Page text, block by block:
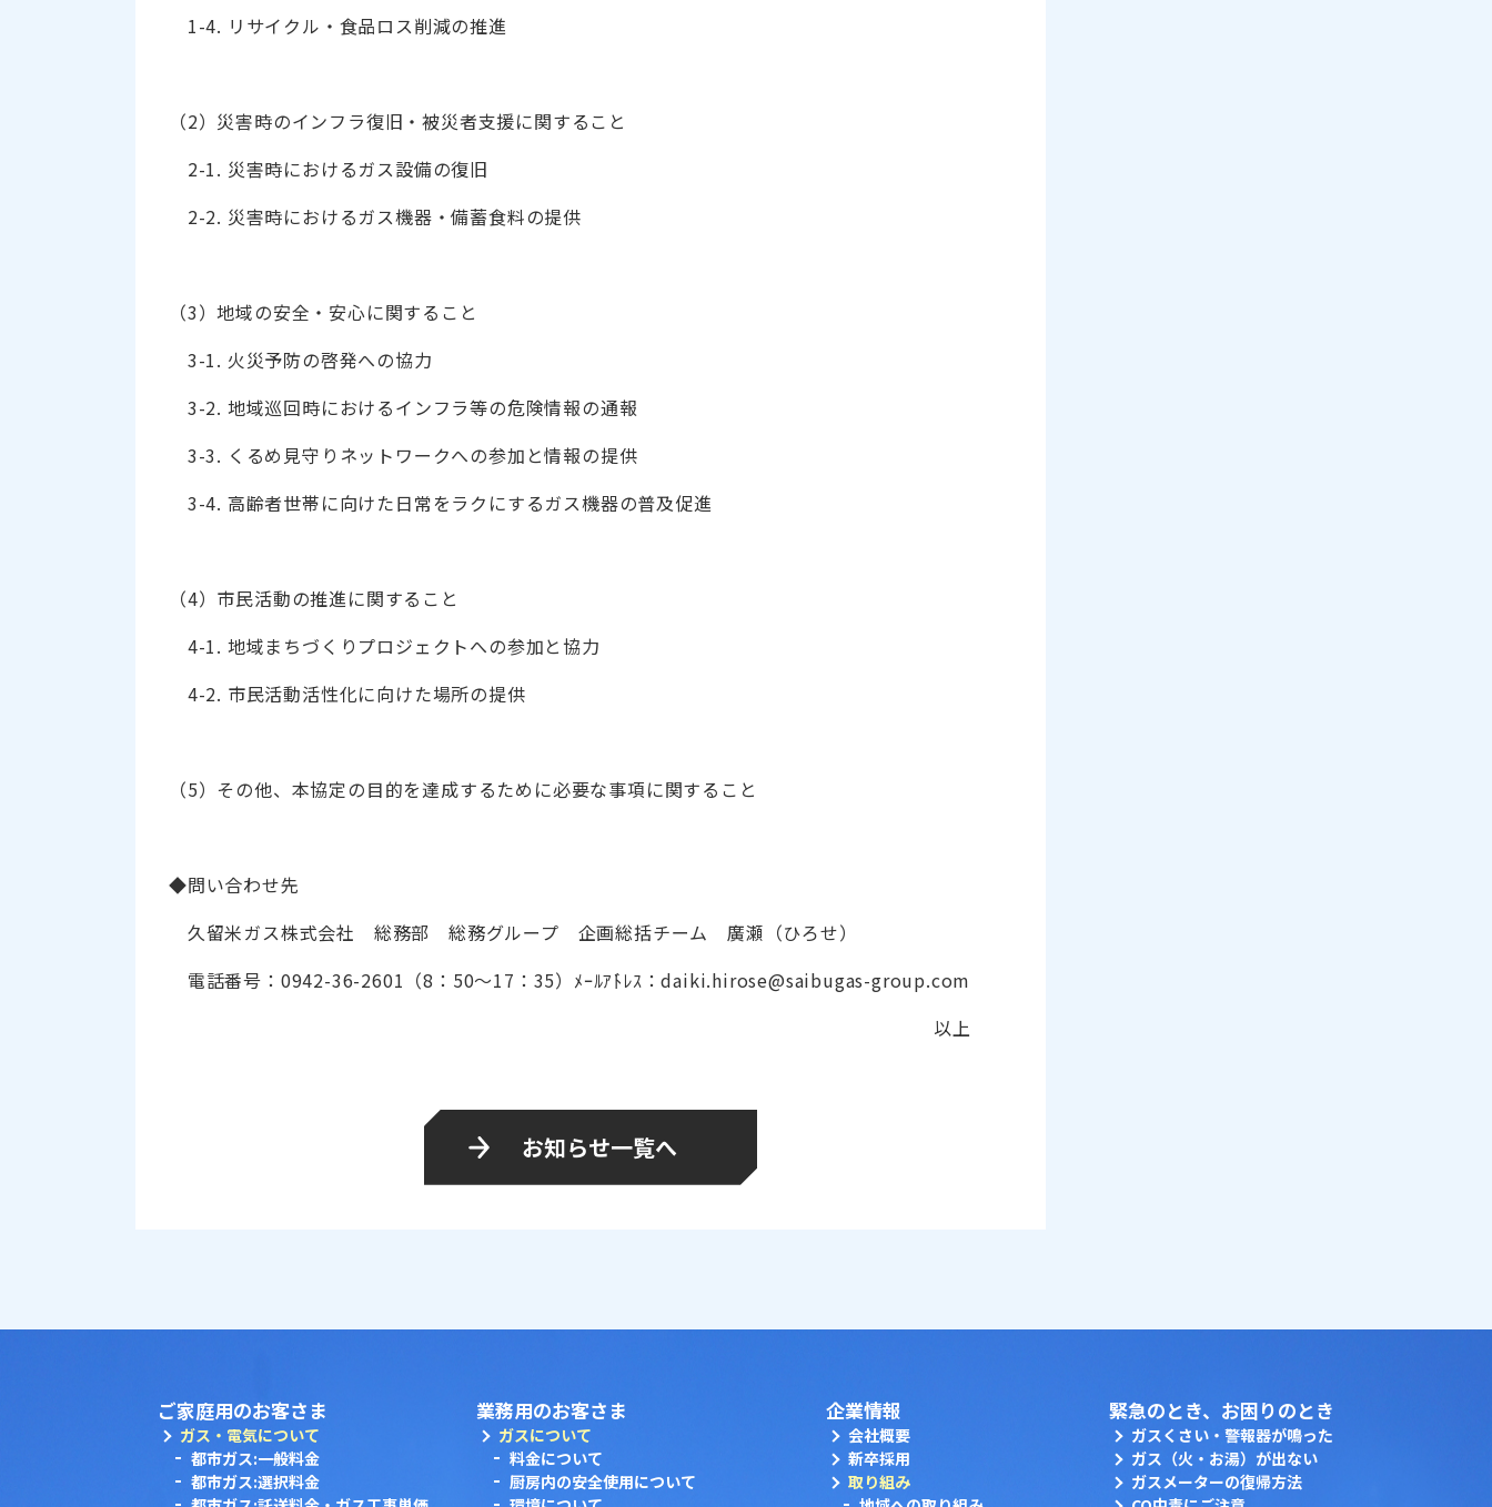
1-4. リサイクル・食品ロス削減の推進
（2）災害時のインフラ復旧・被災者支援に関すること
2-1. 災害時におけるガス設備の復旧
2-2. 災害時におけるガス機器・備蓄食料の提供
（3）地域の安全・安心に関すること
3-1. 火災予防の啓発への協力
3-2. 地域巡回時におけるインフラ等の危険情報の通報
3-3. くるめ見守りネットワークへの参加と情報の提供
3-4. 高齢者世帯に向けた日常をラクにするガス機器の普及促進
（4）市民活動の推進に関すること
4-1. 地域まちづくりプロジェクトへの参加と協力
4-2. 市民活動活性化に向けた場所の提供
（5）その他、本協定の目的を達成するために必要な事項に関すること
◆問い合わせ先
久留米ガス株式会社 総務部 総務グループ 企画総括チーム 廣瀬（ひろせ）
電話番号：0942-36-2601（8：50～17：35）ﾒｰﾙｱﾄ゙ﾚｽ：daiki.hirose@saibugas-group.com
以上
お知らせ一覧へ
ご家庭用のお客さま
ガス・電気について
都市ガス:一般料金
都市ガス:選択料金
業務用のお客さま
ガスについて
料金について
厨房内の安全使用について
企業情報
会社概要
新卒採用
取り組み
緊急のとき、お困りのとき
ガスくさい・警報器が鳴った
ガス（火・お湯）が出ない
ガスメーターの復帰方法